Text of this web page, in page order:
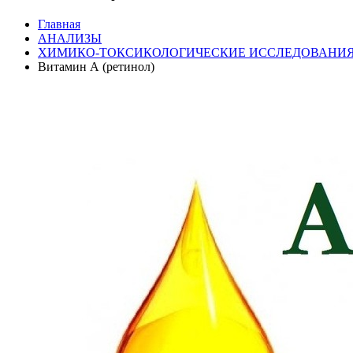
Главная
АНАЛИЗЫ
ХИМИКО-ТОКСИКОЛОГИЧЕСКИЕ
Витамин А (ретинол)